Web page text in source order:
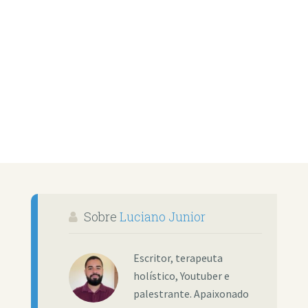
Sobre Luciano Junior
Escritor, terapeuta
holístico, Youtuber e
palestrante. Apaixonado